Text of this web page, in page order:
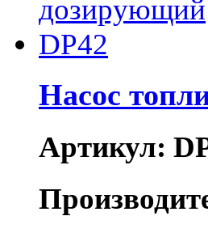
Насос
Артикул: